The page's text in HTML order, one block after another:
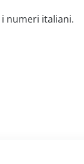
i numeri italiani.